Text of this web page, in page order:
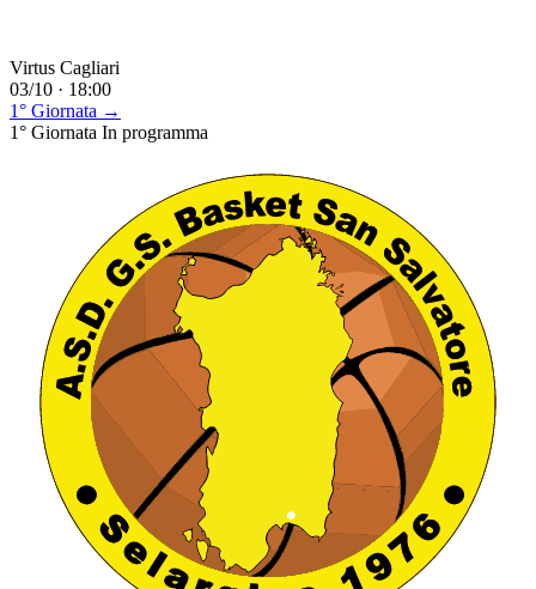
Virtus Cagliari
03/10 · 18:00
1° Giornata →
1° Giornata In programma